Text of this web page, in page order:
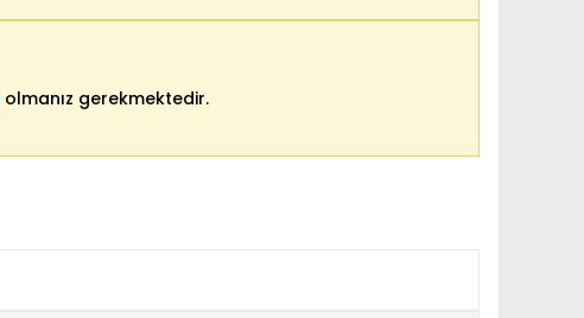
olmanız gerekmektedir.